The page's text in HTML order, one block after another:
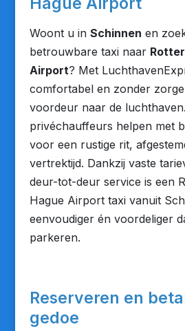
Woont u in Schinnen en
betrouwbare taxi naar
Airport? Met
comfortabel en zonder
voordeur naar de
privéchauffeurs helpen met
voor een rustige rit,
vertrektijd. Dankzij vaste
deur-tot-deur service is een
Hague Airport taxi vanuit
eenvoudiger én voordeliger
parkeren.
Reserveren en
gedoe